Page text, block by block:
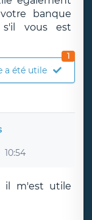
banque
vous est
a été utile
1
10:54
il m'est utile